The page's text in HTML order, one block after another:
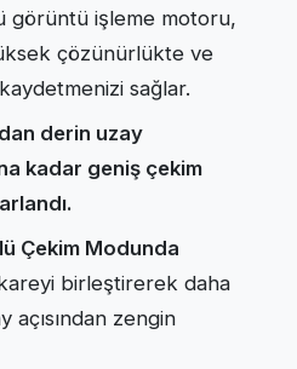
görüntü işleme motoru,
çözünürlükte ve
sağlar.
derin uzay
kadar geniş çekim
Çekim Modunda
birleştirerek daha
zengin